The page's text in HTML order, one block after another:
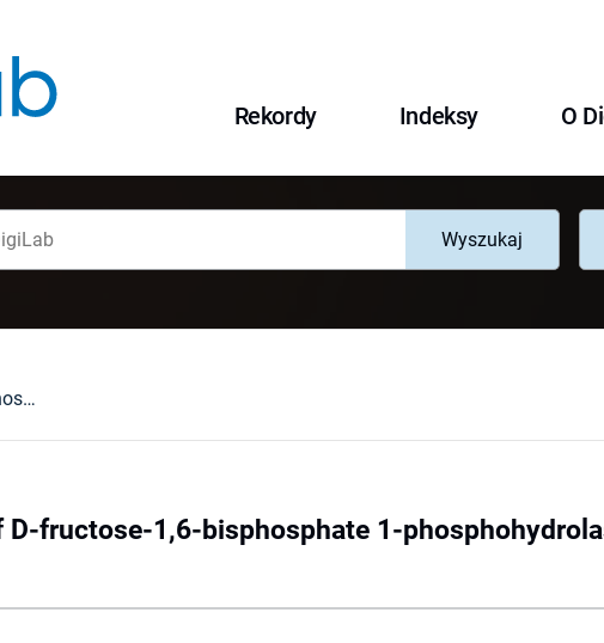
Rekordy Indeksy O
Wyszukaj
Kinetic properties of D-fructose-1,6-bisphosphate 1-phosphohydrolase isolated from human muscle
fructose-1,6-bisphosphate 1-